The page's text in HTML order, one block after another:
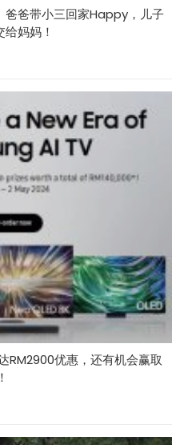
爸爸带小三回家Happy，儿子
妈妈！
RM2900优惠，还有机会赢取